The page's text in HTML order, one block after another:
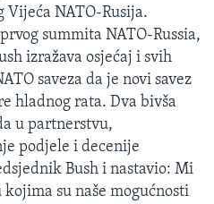
Vijeća NATO-Rusija.
summita NATO-Russia,
izražava osjećaj i svih
saveza da je novi savez
hladnog rata. Dva bivša
u partnerstvu,
podjele i decenije
Bush i nastavio: Mi
su naše mogućnosti